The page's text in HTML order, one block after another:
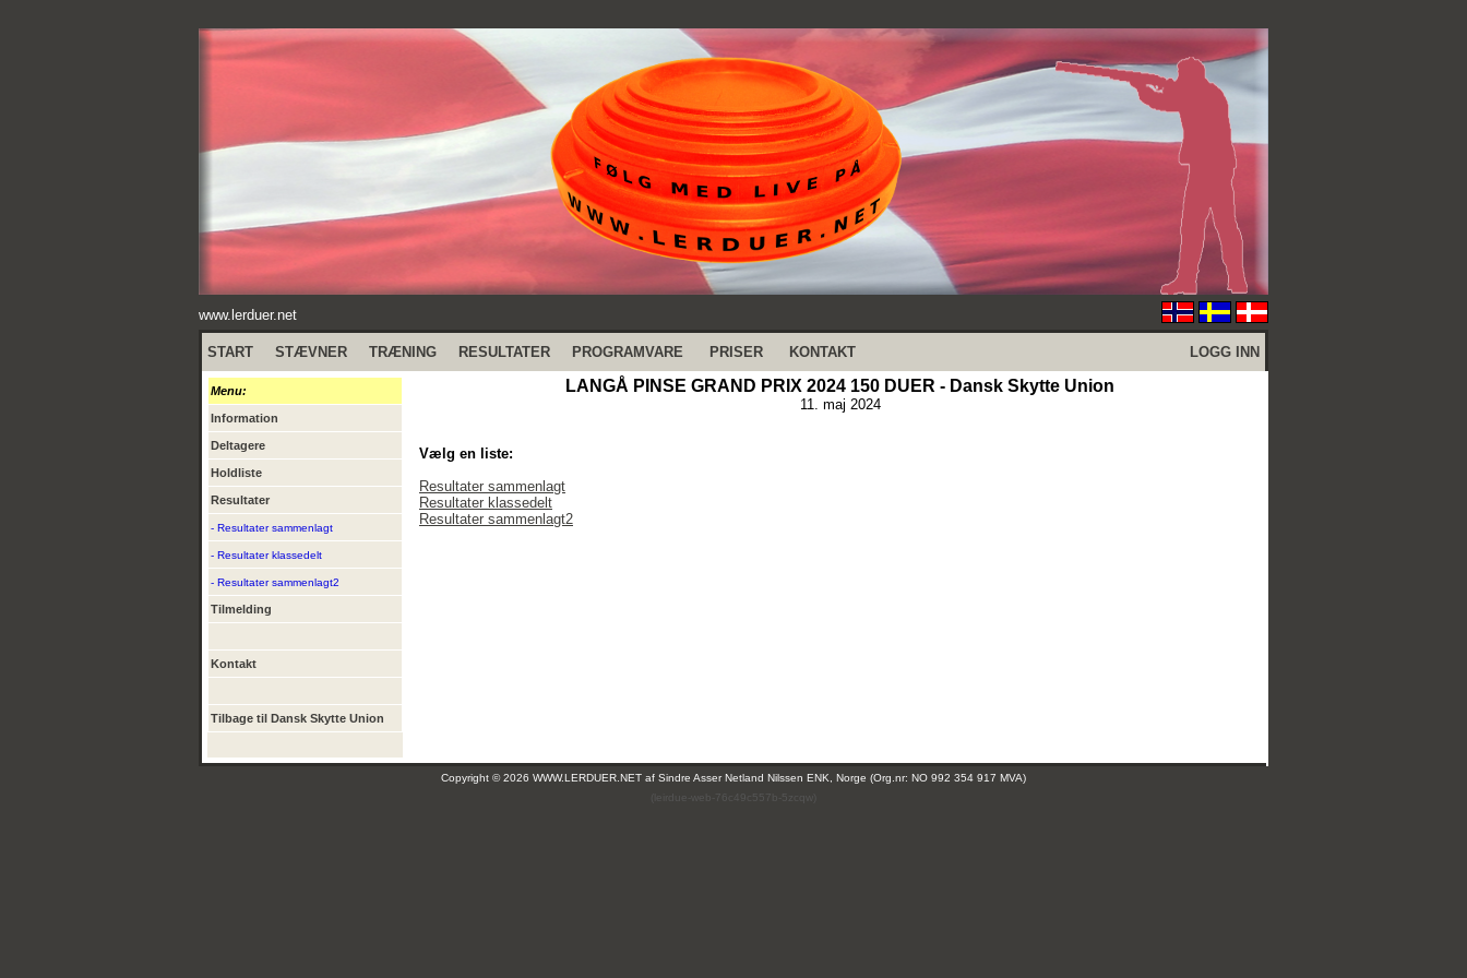
www.lerduer.net
START STÆVNER TRÆNING RESULTATER PROGRAMVARE PRISER KONTAKT LOGG INN
Menu:
Information
Deltagere
Holdliste
Resultater
- Resultater sammenlagt
- Resultater klassedelt
- Resultater sammenlagt2
Tilmelding
Kontakt
Tilbage til Dansk Skytte Union
LANGÅ PINSE GRAND PRIX 2024 150 DUER - Dansk Skytte Union
11. maj 2024
Vælg en liste:
Resultater sammenlagt
Resultater klassedelt
Resultater sammenlagt2
Copyright © 2026 WWW.LERDUER.NET af Sindre Asser Netland Nilssen ENK, Norge (Org.nr: NO 992 354 917 MVA)
(leirdue-web-76c49c557b-5zcqw)